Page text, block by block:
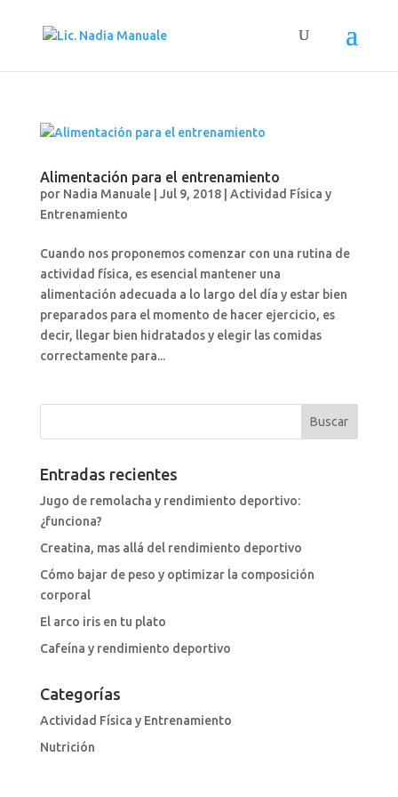
Alimentación para el entrenamiento
por Nadia Manuale| Jul 9, 2018| Actividad Física y
Entrenamiento
Cuando nos proponemos comenzar con una rutina de
actividad física, es esencial mantener una
alimentación adecuada a lo largo del día y estar bien
preparados para el momento de hacer ejercicio, es
decir, llegar bien hidratados y elegir las comidas
correctamente para...
Entradas recientes
Jugo de remolacha y rendimiento deportivo:
¿funciona?
Creatina, mas allá del rendimiento deportivo
Cómo bajar de peso y optimizar la composición
corporal
El arco iris en tu plato
Cafeína y rendimiento deportivo
Categorías
Actividad Física y Entrenamiento
Nutrición